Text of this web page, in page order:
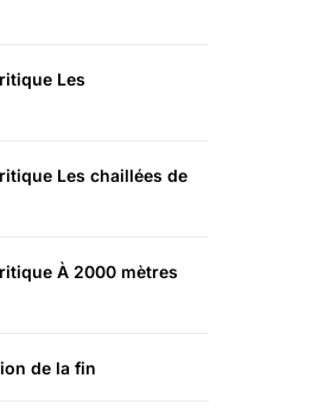
Les
Les chaillées de
À 2000 mètres
de la fin